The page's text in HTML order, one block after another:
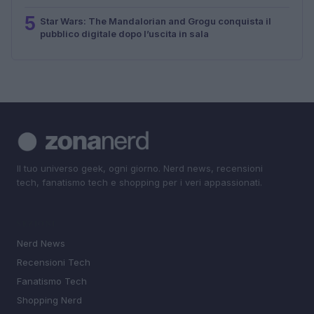
5 Star Wars: The Mandalorian and Grogu conquista il
pubblico digitale dopo l’uscita in sala
Il tuo universo geek, ogni giorno. Nerd news, recensioni
tech, fanatismo tech e shopping per i veri appassionati.
Nerd News
Recensioni Tech
Fanatismo Tech
Shopping Nerd